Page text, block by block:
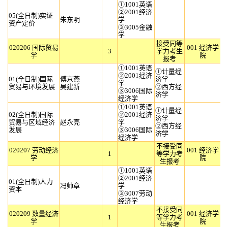
05(全日制)实证
资产定价
朱东明
①1001英语
②2001经济
学
③3005金融
学
020206 国际贸易
学
3
接受同等
学力考生
报考
001 经济学
院
01(全日制)国际
贸易与环境发展
傅京燕
吴建新
①1001英语
②2001经济
学
③3006国际
经济学
①计量经
济学
②西方经
济学
02(全日制)国际
贸易与区域经济
发展
赵永亮
①1001英语
②2001经济
学
③3006国际
经济学
①计量经
济学
②西方经
济学
020207 劳动经济
学
1
不接受同
等学力考
生报考
001 经济学
院
01(全日制)人力
资本
冯帅章
①1001英语
②2001经济
学
③3007劳动
经济学
020209 数量经济
学
1
不接受同
等学力考
生报考
001 经济学
院